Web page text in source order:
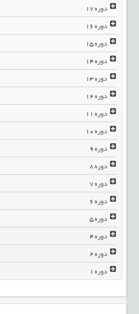
دوره17
دوره16
دوره15
دوره14
دوره13
دوره12
دوره11
دوره10
دوره9
دوره8
دوره7
دوره6
دوره5
دوره4
دوره2
دوره1